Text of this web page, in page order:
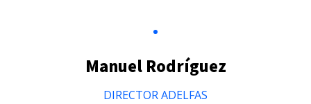
Manuel Rodríguez
DIRECTOR ADELFAS